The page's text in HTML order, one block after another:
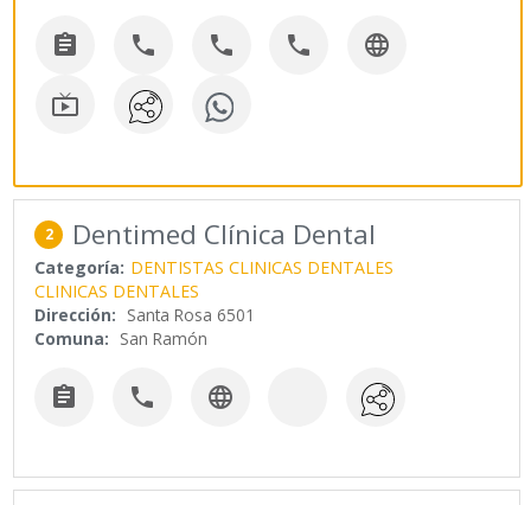
    

2 Dentimed Clínica Dental
Categoría: DENTISTAS CLINICAS DENTALES
CLINICAS DENTALES
Dirección: Santa Rosa 6501
Comuna: San Ramón
  